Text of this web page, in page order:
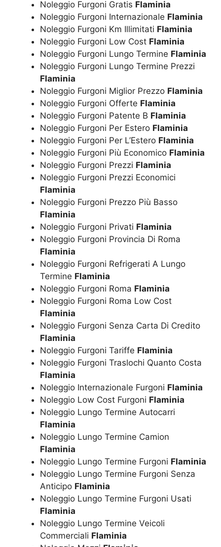
Noleggio Furgoni Gratis Flaminia
Noleggio Furgoni Internazionale Flaminia
Noleggio Furgoni Km Illimitati Flaminia
Noleggio Furgoni Low Cost Flaminia
Noleggio Furgoni Lungo Termine Flaminia
Noleggio Furgoni Lungo Termine Prezzi
Flaminia
Noleggio Furgoni Miglior Prezzo Flaminia
Noleggio Furgoni Offerte Flaminia
Noleggio Furgoni Patente B Flaminia
Noleggio Furgoni Per Estero Flaminia
Noleggio Furgoni Per L’Estero Flaminia
Noleggio Furgoni Più Economico Flaminia
Noleggio Furgoni Prezzi Flaminia
Noleggio Furgoni Prezzi Economici
Flaminia
Noleggio Furgoni Prezzo Più Basso
Flaminia
Noleggio Furgoni Privati Flaminia
Noleggio Furgoni Provincia Di Roma
Flaminia
Noleggio Furgoni Refrigerati A Lungo
Termine Flaminia
Noleggio Furgoni Roma Flaminia
Noleggio Furgoni Roma Low Cost
Flaminia
Noleggio Furgoni Senza Carta Di Credito
Flaminia
Noleggio Furgoni Tariffe Flaminia
Noleggio Furgoni Traslochi Quanto Costa
Flaminia
Noleggio Internazionale Furgoni Flaminia
Noleggio Low Cost Furgoni Flaminia
Noleggio Lungo Termine Autocarri
Flaminia
Noleggio Lungo Termine Camion
Flaminia
Noleggio Lungo Termine Furgoni Flaminia
Noleggio Lungo Termine Furgoni Senza
Anticipo Flaminia
Noleggio Lungo Termine Furgoni Usati
Flaminia
Noleggio Lungo Termine Veicoli
Commerciali Flaminia